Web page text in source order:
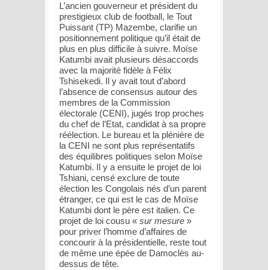
L’ancien gouverneur et président du
prestigieux club de football, le Tout
Puissant (TP) Mazembe, clarifie un
positionnement politique qu’il était de
plus en plus difficile à suivre. Moïse
Katumbi avait plusieurs désaccords
avec la majorité fidèle à Félix
Tshisekedi. Il y avait tout d’abord
l’absence de consensus autour des
membres de la Commission
électorale (CENI), jugés trop proches
du chef de l’Etat, candidat à sa propre
réélection. Le bureau et la plénière de
la CENI ne sont plus représentatifs
des équilibres politiques selon Moïse
Katumbi. Il y a ensuite le projet de loi
Tshiani, censé exclure de toute
élection les Congolais nés d’un parent
étranger, ce qui est le cas de Moïse
Katumbi dont le père est italien. Ce
projet de loi cousu « sur mesure »
pour priver l’homme d’affaires de
concourir à la présidentielle, reste tout
de même une épée de Damoclès au-
dessus de tête.